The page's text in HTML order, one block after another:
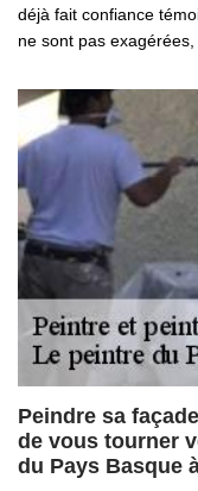
déjà fait confiance
ne sont pas
Peindre sa
de vous tourner
du Pays Basque